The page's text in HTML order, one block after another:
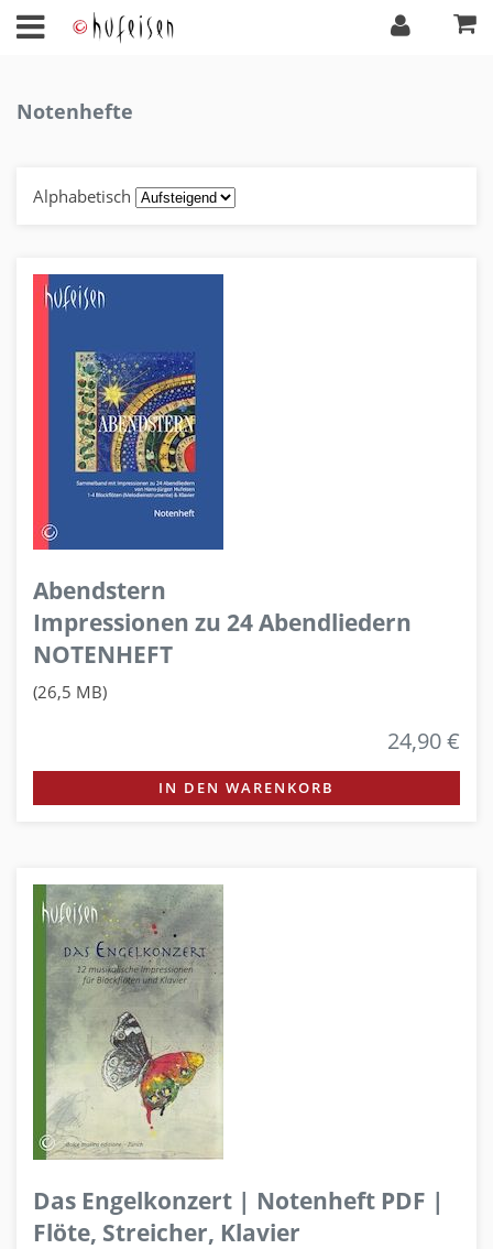
Notenhefte
Alphabetisch
Abendstern
Impressionen zu 24 Abendliedern
NOTENHEFT
(26,5 MB)
24,90 €
IN DEN WARENKORB
Das Engelkonzert | Notenheft PDF |
Flöte, Streicher, Klavier